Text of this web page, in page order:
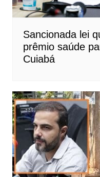
Sancionada lei
prêmio saúde
Cuiabá